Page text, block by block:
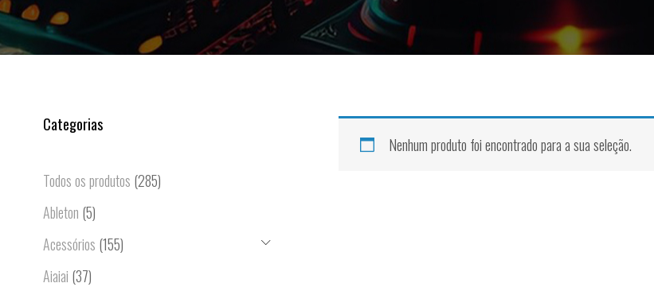
Nenhum produto foi encontrado para a sua seleção.
Categorias
Todos os produtos (285)
Ableton (5)
Acessórios (155)
Aiaiai (37)